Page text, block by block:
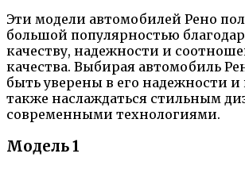
Эти модели автомобилей Рено
большой популярностью
качеству, надежности и
качества. Выбирая автомобиль
быть уверены в его надежности
также наслаждаться стильным
современными технологиями.
Модель 1